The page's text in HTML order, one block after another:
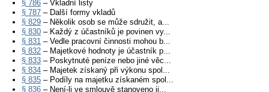
§ 786 – Vkladní listy
§ 787 – Další formy vkladů
§ 829 – Několik osob se může sdružit, a...
§ 830 – Každý z účastníků je povinen vy...
§ 831 – Vedle pracovní činnosti mohou b...
§ 832 – Majetkové hodnoty je účastník p...
§ 833 – Poskytnuté peníze nebo jiné věc...
§ 834 – Majetek získaný při výkonu spol...
§ 835 – Podíly na majetku získaném spol...
§ 836 – Není-li ve smlouvě stanoveno ji...